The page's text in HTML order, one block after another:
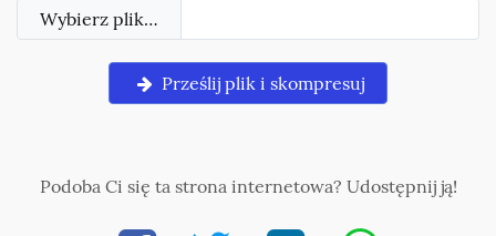
Wybierz plik…
Prześlij plik i skompresuj
Podoba Ci się ta strona internetowa? Udostępnij ją!